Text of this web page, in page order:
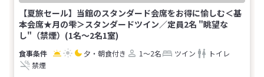
【夏旅セール】当館のスタンダード会席をお得に愉しむ＜基
本会席★月の雫＞スタンダードツイン／定員2名 "眺望な
し"（禁煙）(1名～2名1室)
夕・朝食付き 1～2名 ツイン
トイレ
禁煙